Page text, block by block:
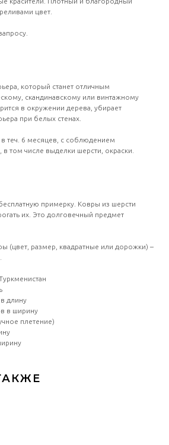
цвет.
который станет отличным
скандинавскому или винтажному
в окружении дерева, убирает
при белых стенах.
теч. 6 месяцев, с соблюдением
том числе выделки шерсти, окраски.
примерку. Ковры из шерсти
их. Это долговечный предмет
(цвет, размер, квадратные или дорожки) –
длину
в ширину
плетение)